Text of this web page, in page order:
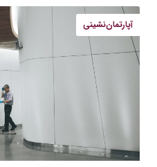
آپارتمان‌نشینی